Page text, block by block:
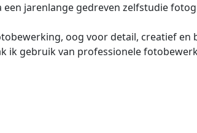
een jarenlange gedreven zelfstudie
oog voor detail, creatief en
ik gebruik van professionele